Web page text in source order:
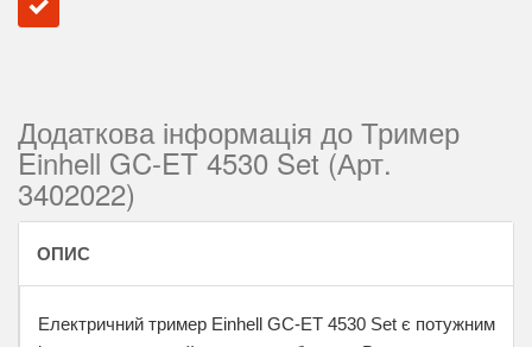
Додаткова інформація до Тример
Einhell GC-ET 4530 Set (Арт.
3402022)
ОПИС
Електричний тример Einhell GC-ET 4530 Set є потужним